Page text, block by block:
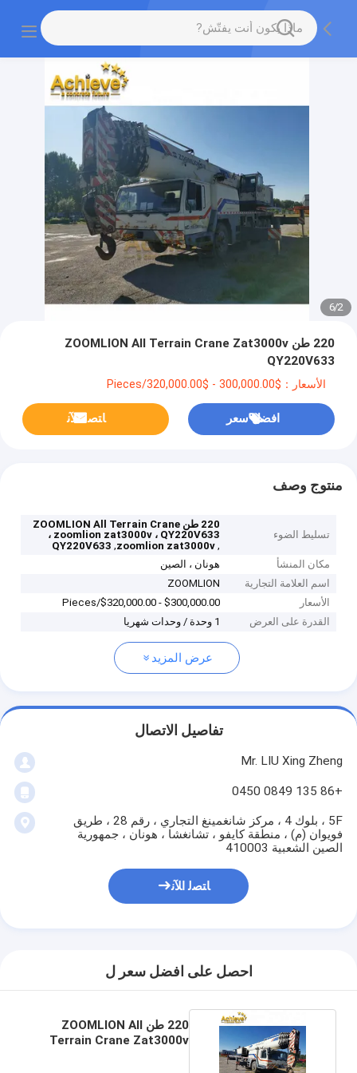
2
/
6
220 طن ZOOMLION All Terrain Crane Zat3000v
QY220V633
الأسعار：$300,000.00 - $320,000.00/Pieces
افضل سعر ﺎﺘﺼﻟ ﺍﻶﻧ
منتوج وصف
تسليط الضوء
220 طن ZOOMLION All Terrain Crane
، zoomlion zat3000v ، QY220V633
,
zoomlion zat3000v
,
QY220V633
مكان المنشأ
هونان ، الصين
اسم العلامة التجارية
ZOOMLION
الأسعار
$300,000.00 - $320,000.00/Pieces
القدرة على العرض
1 وحدة / وحدات شهريا
عرض المزيد
تفاصيل الاتصال
Mr. LIU Xing Zheng
+86 135 0849 0450
5F ، بلوك 4 ، مركز شانغمينغ التجاري ، رقم 28 ، طريق
فويوان (م) ، منطقة كايفو ، تشانغشا ، هونان ، جمهورية
الصين الشعبية 410003
ﺎﺘﺼﻟ ﺍﻶﻧ
احصل على افضل سعر ل
220 طن ZOOMLION All
Terrain Crane Zat3000v